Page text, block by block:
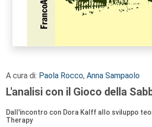
A cura di: Paola Rocco, Anna Sampaolo
L'analisi con il Gioco della
Dall'incontro con Dora Kalff allo sviluppo
Therapy